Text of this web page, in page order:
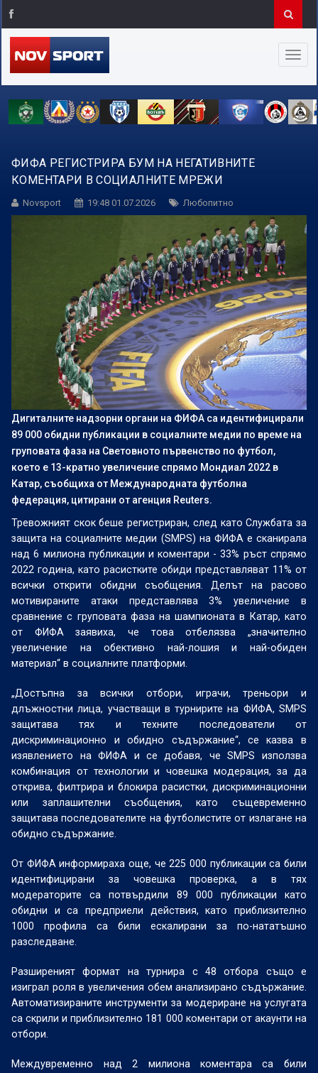
ФИФА РЕГИСТРИРА БУМ НА НЕГАТИВНИТЕ
КОМЕНТАРИ В СОЦИАЛНИТЕ МРЕЖИ
Novsport 19:48 01.07.2026 Любопитно
Дигиталните надзорни органи на ФИФА са идентифицирали
89 000 обидни публикации в социалните медии по време на
груповата фаза на Световното първенство по футбол,
което е 13-кратно увеличение спрямо Мондиал 2022 в
Катар, съобщиха от Международната футболна
федерация, цитирани от агенция Reuters.
Тревожният скок беше регистриран, след като Службата за
защита на социалните медии (SMPS) на ФИФА е сканирала
над 6 милиона публикации и коментари - 33% ръст спрямо
2022 година, като расистките обиди представляват 11% от
всички открити обидни съобщения. Делът на расово
мотивираните атаки представлява 3% увеличение в
сравнение с груповата фаза на шампионата в Катар, като
от ФИФА заявиха, че това отбелязва „значително
увеличение на обективно най-лошия и най-обиден
материал“ в социалните платформи.
„Достъпна за всички отбори, играчи, треньори и
длъжностни лица, участващи в турнирите на ФИФА, SMPS
защитава тях и техните последователи от
дискриминационно и обидно съдържание“, се казва в
изявлението на ФИФА и се добавя, че SMPS използва
комбинация от технологии и човешка модерация, за да
открива, филтрира и блокира расистки, дискриминационни
или заплашителни съобщения, като същевременно
защитава последователите на футболистите от излагане на
обидно съдържание.
От ФИФА информираха още, че 225 000 публикации са били
идентифицирани за човешка проверка, а в тях
модераторите са потвърдили 89 000 публикации като
обидни и са предприели действия, като приблизително
1000 профила са били ескалирани за по-нататъшно
разследване.
Разширеният формат на турнира с 48 отбора също е
изиграл роля в увеличения обем анализирано съдържание.
Автоматизираните инструменти за модериране на услугата
са скрили и приблизително 181 000 коментари от акаунти на
отбори.
Междувременно над 2 милиона коментара са били